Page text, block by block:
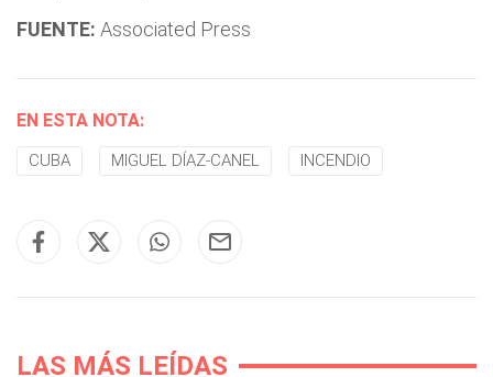
FUENTE: Associated Press
EN ESTA NOTA:
CUBA MIGUEL DÍAZ-CANEL INCENDIO
LAS MÁS LEÍDAS